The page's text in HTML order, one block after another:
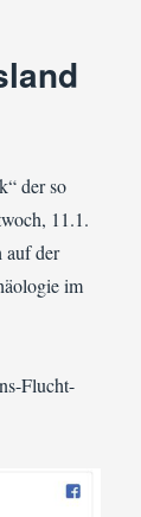
der so
11.1.
auf der
im
Flucht-